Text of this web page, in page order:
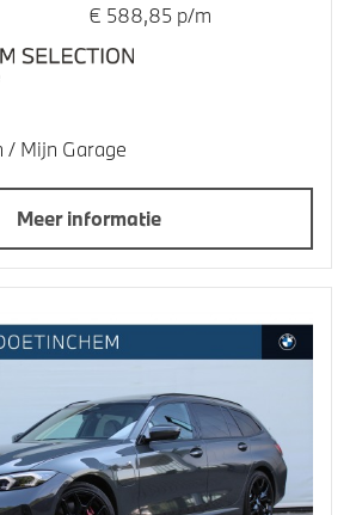
€ 588,85 p/m
/ Mijn Garage
Meer informatie